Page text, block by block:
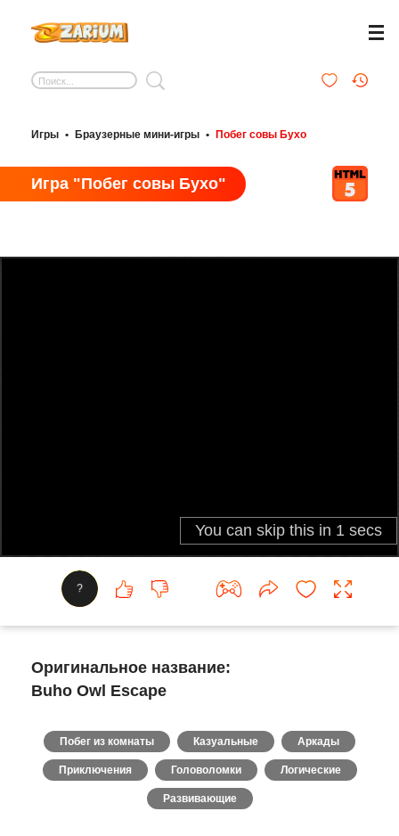
Игры • Браузерные мини-игры • Побег совы Бухо
Игра "Побег совы Бухо"
?
Оригинальное название:
Buho Owl Escape
Побег из комнаты Казуальные Аркады
Приключения Головоломки Логические
Развивающие